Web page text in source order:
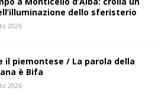
dello sferisterio
2026
il piemontese / La parola della
è Bifa
2026